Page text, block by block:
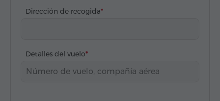
Dirección de recogida
Detalles del vuelo